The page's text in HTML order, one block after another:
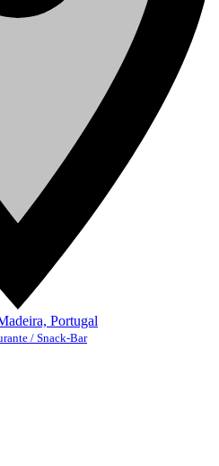
Portugal
/ Snack-Bar